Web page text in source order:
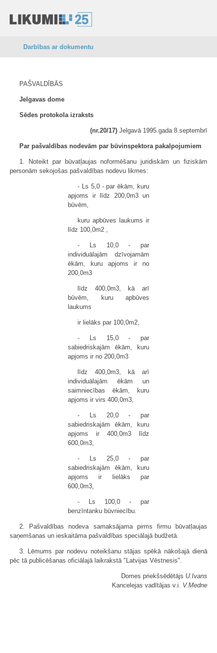
Darbības ar dokumentu
PAŠVALDĪBĀS
Jelgavas dome
Sēdes protokola izraksts
(nr.20/17) Jelgavā 1995.gada 8.septembrī
Par pašvaldības nodevām par būvinspektora pakalpojumiem
1. Noteikt par būvatļaujas noformēšanu juridiskām un fiziskām
personām sekojošas pašvaldības nodevu likmes:
- Ls 5,0 - par ēkām, kuru
apjoms ir līdz 200,0m3 un
būvēm,
kuru apbūves laukums ir
līdz 100,0m2 ,
- Ls 10,0 - par
individuālajām dzīvojamām
ēkām, kuru apjoms ir no
200,0m3
līdz 400,0m3, kā arī
būvēm, kuru apbūves
laukums
ir lielāks par 100,0m2,
- Ls 15,0 - par
sabiedriskajām ēkām, kuru
apjoms ir no 200,0m3
līdz 400,0m3, kā arī
individuālajām ēkām un
saimniecības ēkām, kuru
apjoms ir virs 400,0m3,
- Ls 20,0 - par
sabiedriskajām ēkām, kuru
apjoms ir 400,0m3 līdz
600,0m3,
- Ls 25,0 - par
sabiedriskajām ēkām, kuru
apjoms ir lielāks par
600,0m3,
- Ls 100,0 - par
benzīntanku būvniecību.
2. Pašvaldības nodeva samaksājama pirms firmu būvatļaujas
saņemšanas un ieskaitāma pašvaldības speciālajā budžetā.
3. Lēmums par nodevu noteikšanu stājas spēkā nākošajā dienā
pēc tā publicēšanas oficiālajā laikrakstā "Latvijas Vēstnesis".
Domes priekšsēdētājs U.Ivans
Kancelejas vadītājas v.i. V.Medne